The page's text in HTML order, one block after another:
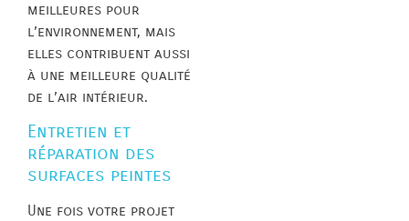
meilleures pour
l’environnement, mais
elles contribuent aussi
à une meilleure qualité
de l’air intérieur.
Entretien et
réparation des
surfaces peintes
Une fois votre projet